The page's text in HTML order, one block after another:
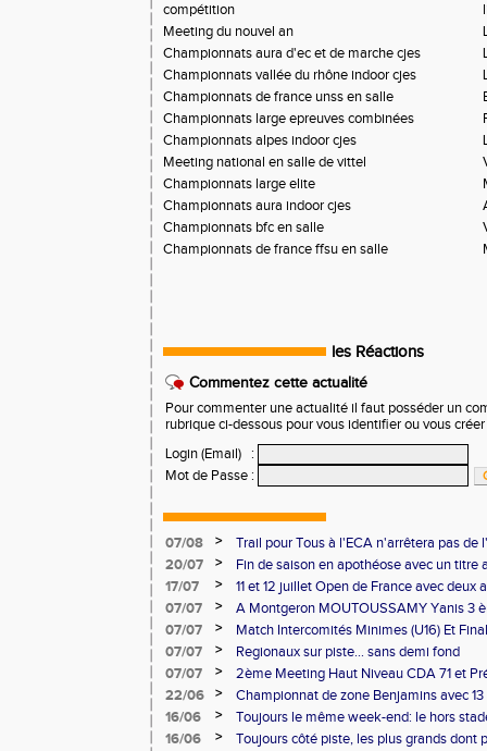
compétition
Meeting du nouvel an
Championnats aura d'ec et de marche cjes
Championnats vallée du rhône indoor cjes
Championnats de france unss en salle
Championnats large epreuves combinées
Championnats alpes indoor cjes
Meeting national en salle de vittel
Championnats large elite
Championnats aura indoor cjes
Championnats bfc en salle
Championnats de france ffsu en salle
les Réactions
Commentez cette actualité
Pour commenter une actualité il faut posséder un
rubrique ci-dessous pour vous identifier ou vous
Login (Email)
:
Mot de Passe :
07/08 >
Trail pour Tous à l'ECA n'arrêtera pas de
20/07
>
Fin de saison en apothéose avec un titre
saison
17/07 >
11 et 12 juillet Open de France avec deux
07/07
>
A Montgeron MOUTOUSSAMY Yanis 3
française à Decines: Demi-fond
07/07 >
Match Intercomités Minimes (U16) Et
Benjamin(e)s (U14) à Besançon de haut
07/07 >
Regionaux sur piste... sans demi fond
07/07
>
2ème Meeting Haut Niveau CDA 71 et
Chalon
22/06 >
Championnat de zone Benjamins avec
Pontoise et Macon
16/06 >
Toujours le même week-end: le hors
16/06
>
Toujours côté piste, les plus grands dont